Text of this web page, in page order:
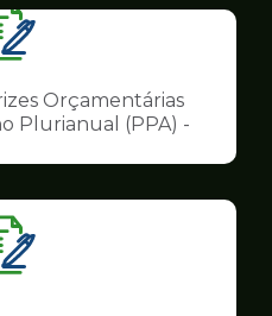
Ilustração
da
pagina
de
Orçamentárias
Plurianual (PPA) -
Ilustração
da